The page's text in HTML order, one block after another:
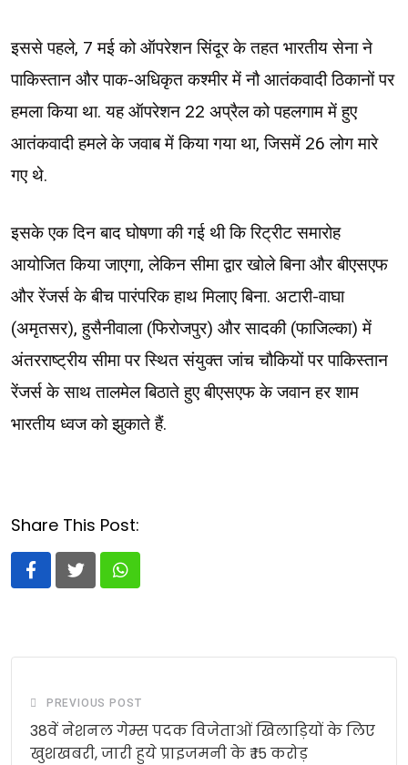
इससे पहले, 7 मई को ऑपरेशन सिंदूर के तहत भारतीय सेना ने
पाकिस्तान और पाक-अधिकृत कश्मीर में नौ आतंकवादी ठिकानों पर
हमला किया था. यह ऑपरेशन 22 अप्रैल को पहलगाम में हुए
आतंकवादी हमले के जवाब में किया गया था, जिसमें 26 लोग मारे
गए थे.
इसके एक दिन बाद घोषणा की गई थी कि रिट्रीट समारोह
आयोजित किया जाएगा, लेकिन सीमा द्वार खोले बिना और बीएसएफ
और रेंजर्स के बीच पारंपरिक हाथ मिलाए बिना. अटारी-वाघा
(अमृतसर), हुसैनीवाला (फिरोजपुर) और सादकी (फाजिल्का) में
अंतरराष्ट्रीय सीमा पर स्थित संयुक्त जांच चौकियों पर पाकिस्तान
रेंजर्स के साथ तालमेल बिठाते हुए बीएसएफ के जवान हर शाम
भारतीय ध्वज को झुकाते हैं.
Share This Post:
Whatsapp
PREVIOUS POST
38वें नेशनल गेम्स पदक विजेताओं खिलाड़ियों के लिए
खुशखबरी, जारी हुये प्राइजमनी के ₹ 15 करोड़